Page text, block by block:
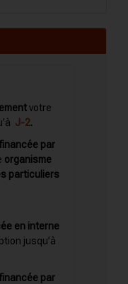
votre
J-2.
financée par
organisme
particuliers
en interne
jusqu’à
financée par